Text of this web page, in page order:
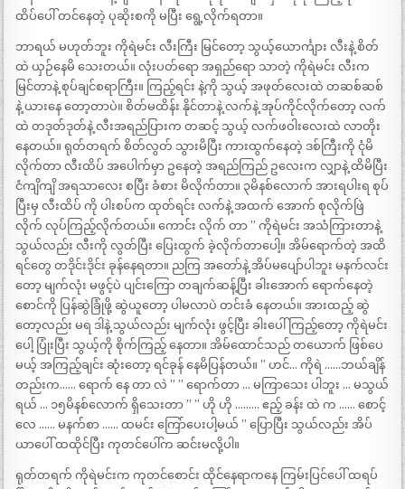
ထိပ်ပေါ် တင်နေတဲ့ ပုဆိုးစကို မပြီး ရွေ့လိုက်ရတာ။
ဘာရယ် မဟုတ်ဘူး ကိုရဲမင်း လီးကြီး မြင်တော့ သွယ့်ယောင်္ကျား လီးနဲ့ စိတ်
ထဲ ယှဉ်နေမိ သေးတယ်။ လုံးပတ်ရော အရှည်ရော သာတဲ့ ကိုရဲမင်း လီးက
မြင်တာနဲ့ စုပ်ချင်စရာကြီး။ ကြည့်ရင်း နဲ့ကို သွယ့် အဖုတ်လေးထဲ တဆစ်ဆစ်
နဲ့ ယားနေ တော့တာပဲ။ စိတ်မထိန်း နိုင်တာနဲ့ လက်နဲ့ အုပ်ကိုင်လိုက်တော့ လက်
ထဲ တဒုတ်ဒုတ်နဲ့ လီးအရည်ပြားက တဆင့် သွယ့် လက်ဖဝါးလေးထဲ လာတိုး
နေတယ်။ ရုတ်တရက် စိတ်လွတ် သွားမိပြီး ကားထွက်နေတဲ့ ဒစ်ကြီးကို ငုံမိ
လိုက်တာ လီးထိပ် အပေါက်မှာ ဥနေတဲ့ အရည်ကြည် ဥလေးက လျှာနဲ့ ထိမိပြီး
ငံကျိကျိ အရသာလေး စပြီး ခံစား မိလိုက်တာ။ ၃မိနစ်လောက် အားရပါးရ စုပ်
ပြီးမှ လီးထိပ် ကို ပါးစပ်က ထုတ်ရင်း လက်နဲ့ အထက် အောက် စုလိုက်ဖြဲ
လိုက် လုပ်ကြည့်လိုက်တယ်။ ကောင်း လိုက် တာ ” ကိုရဲမင်း အသံကြားတာနဲ့
သွယ်လည်း လီးကို လွတ်ပြီး ပြေးထွက် ခဲ့လိုက်တာပေါ့။ အိမ်ရောက်တဲ့ အထိ
ရင်တွေ တဒိုင်းဒိုင်း ခုန်နေရတာ။ ညကြ အတော်နဲ့ အိပ်မပျော်ပါဘူး မနက်လင်း
တော့ မျက်လုံး မဖွင့်ပဲ ပျင်းကြော တချက်ဆန့်ပြီး ခါးအောက် ရောက်နေတဲ့
စောင်ကို ပြန်ဆွဲခြုံဖို့ ဆွဲယူတော့ ပါမလာပဲ တင်းခံ နေတယ်။ အားထည့် ဆွဲ
တော့လည်း မရ ဒါနဲ့ သွယ်လည်း မျက်လုံး ဖွင့်ပြီး ခါးပေါ် ကြည့်တော့ ကိုရဲမင်း
ပေါ့ ပြုံးပြီး သွယ့်ကို စိုက်ကြည့် နေတာ။ အိမ်ထောင်သည် တယောက် ဖြစ်ပေ
မယ့် အကြည့်ချင်း ဆုံးတော့ ရင်ခုန် နေမိပြန်တယ်။ ” ဟင်… ကိုရဲ ……ဘယ်ချိန်
တည်းက…… ရောက် နေ တာ လဲ ” ” ရောက်တာ … မကြာသေး ပါဘူး … မသွယ်
ရယ် … ၁၅မိနစ်လောက် ရှိသေးတာ ” ” ဟို ဟို ……… ဧည့် ခန်း ထဲ က …… စောင့်
လေ …… မနက်စာ …… ထမင်း ကြော်ပေးပါ့မယ် ” ပြောပြီး သွယ်လည်း အိပ်
ယာပေါ် ထထိုင်ပြီး ကုတင်ပေါ်က ဆင်းမလို့ပါ။
ရုတ်တရက် ကိုရဲမင်းက ကုတင်စောင်း ထိုင်နေရာကနေ ကြမ်းပြင်ပေါ် ထရပ်